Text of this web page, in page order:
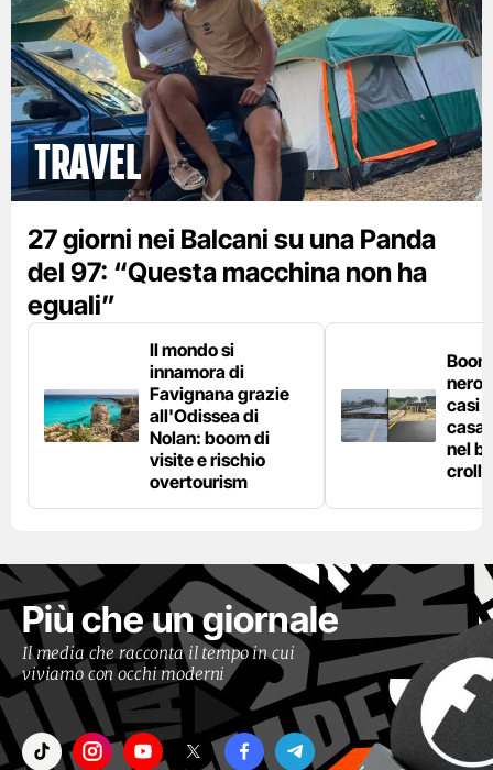
Travel
27 giorni nei Balcani su una Panda
del 97: “Questa macchina non ha
eguali”
Il mondo si
innamora di
Favignana grazie
all'Odissea di
Nolan: boom di
visite e rischio
overtourism
nero
casi
casa
nel
Più che un giornale
Il media che racconta il tempo in cui
viviamo con occhi moderni